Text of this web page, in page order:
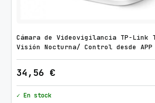
Cámara de Videovigilancia TP-Link
Visión Nocturna/ Control desde APP
34,56 €
✓ En stock